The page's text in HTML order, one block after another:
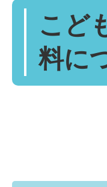
こど
料に